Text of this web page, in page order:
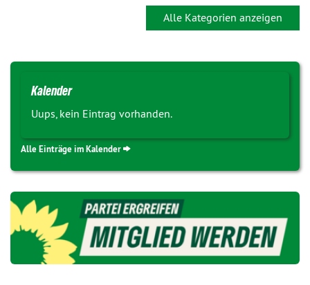
Alle Kategorien anzeigen
Kalender
Uups, kein Eintrag vorhanden.
Alle Einträge im Kalender